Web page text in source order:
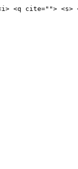
<q cite=""> <s>